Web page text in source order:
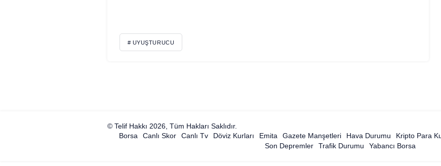
# UYUŞTURUCU
© Telif Hakkı 2026, Tüm Hakları Saklıdır.
Borsa
Canlı Skor Canlı Tv Döviz Kurları Emita Gazete Manşetleri Hava Durumu Kripto Para
Son Depremler
Trafik Durumu Yabancı Borsa